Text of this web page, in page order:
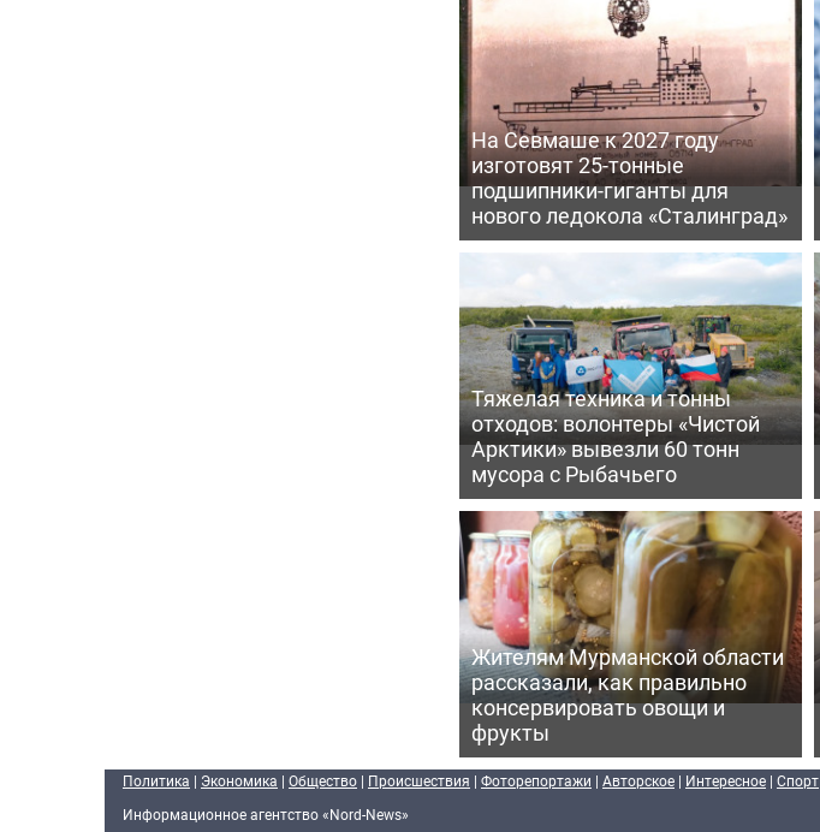
На Севмаше к 2027 году
изготовят 25-тонные
подшипники-гиганты для
нового ледокола «Сталинград»
Тяжелая техника и тонны
отходов: волонтеры «Чистой
Арктики» вывезли 60 тонн
мусора с Рыбачьего
Жителям Мурманской области
рассказали, как правильно
консервировать овощи и
фрукты
Политика | Экономика | Общество | Происшествия | Фоторепортажи | Авторское | Интересное | Спорт
Информационное агентство «Nord-News»